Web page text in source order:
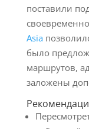
поставили
Asia
было
маршрутов,
заложены